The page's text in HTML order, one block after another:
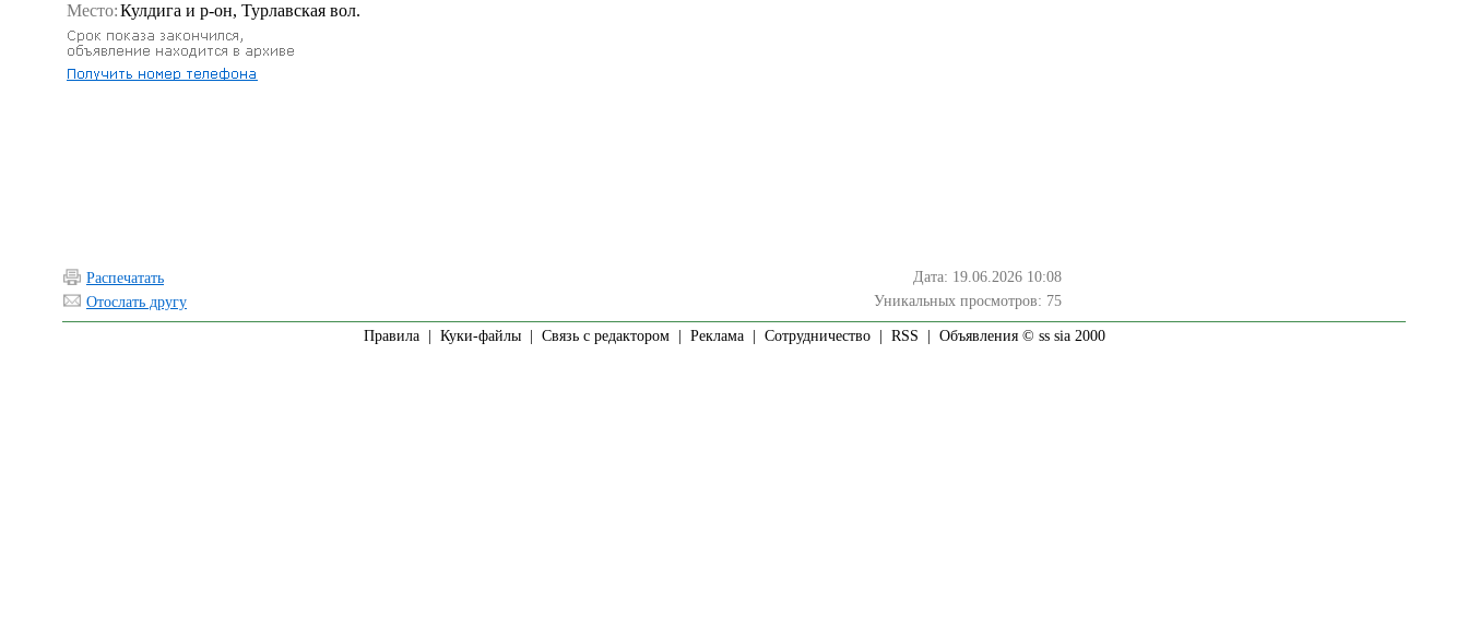
Место:Кулдига и р-он, Турлавская вол.
Распечатать
Дата: 19.06.2026 10:08
Отослать другу
Уникальных просмотров: 75
Правила| Куки-файлы| Связь с редактором| Реклама| Сотрудничество| RSS | Объявления © ss sia 2000